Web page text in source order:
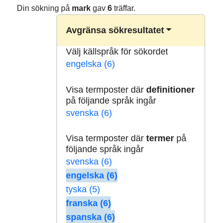
Din sökning på markgav 6träffar.
Avgränsa sökresultatet
Välj källspråk för sökordet
engelska (6)
Visa termposter där definitioner
på följande språk ingår
svenska (6)
Visa termposter där termerpå
följande språk ingår
svenska (6)
engelska (6)
tyska (5)
franska (6)
spanska (6)